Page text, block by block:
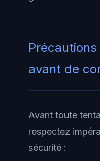
avant de
Avant toute
respectez
sécurité :